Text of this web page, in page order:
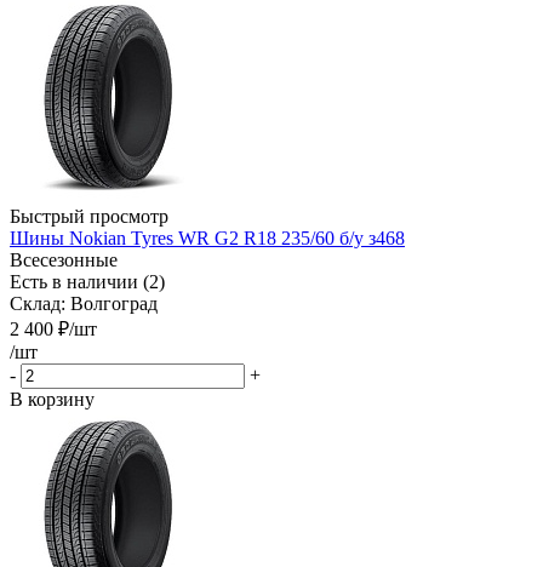
Быстрый просмотр
Шины Nokian Tyres WR G2 R18 235/60 б/у з468
Всесезонные
Есть в наличии (2)
Склад: Волгоград
2 400 ₽/шт
/шт
-
+
В корзину